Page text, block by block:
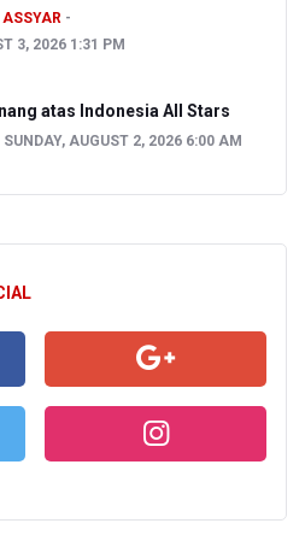
ASSYAR
3, 2026 1:31 PM
atas Indonesia All Stars
SUNDAY, AUGUST 2, 2026 6:00 AM